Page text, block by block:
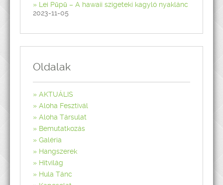
Lei Pūpū – A hawaii szigeteki kagyló nyaklánc
2023-11-05
Oldalak
AKTUÁLIS
Aloha Fesztivál
Aloha Társulat
Bemutatkozás
Galéria
Hangszerek
Hitvilág
Hula Tánc